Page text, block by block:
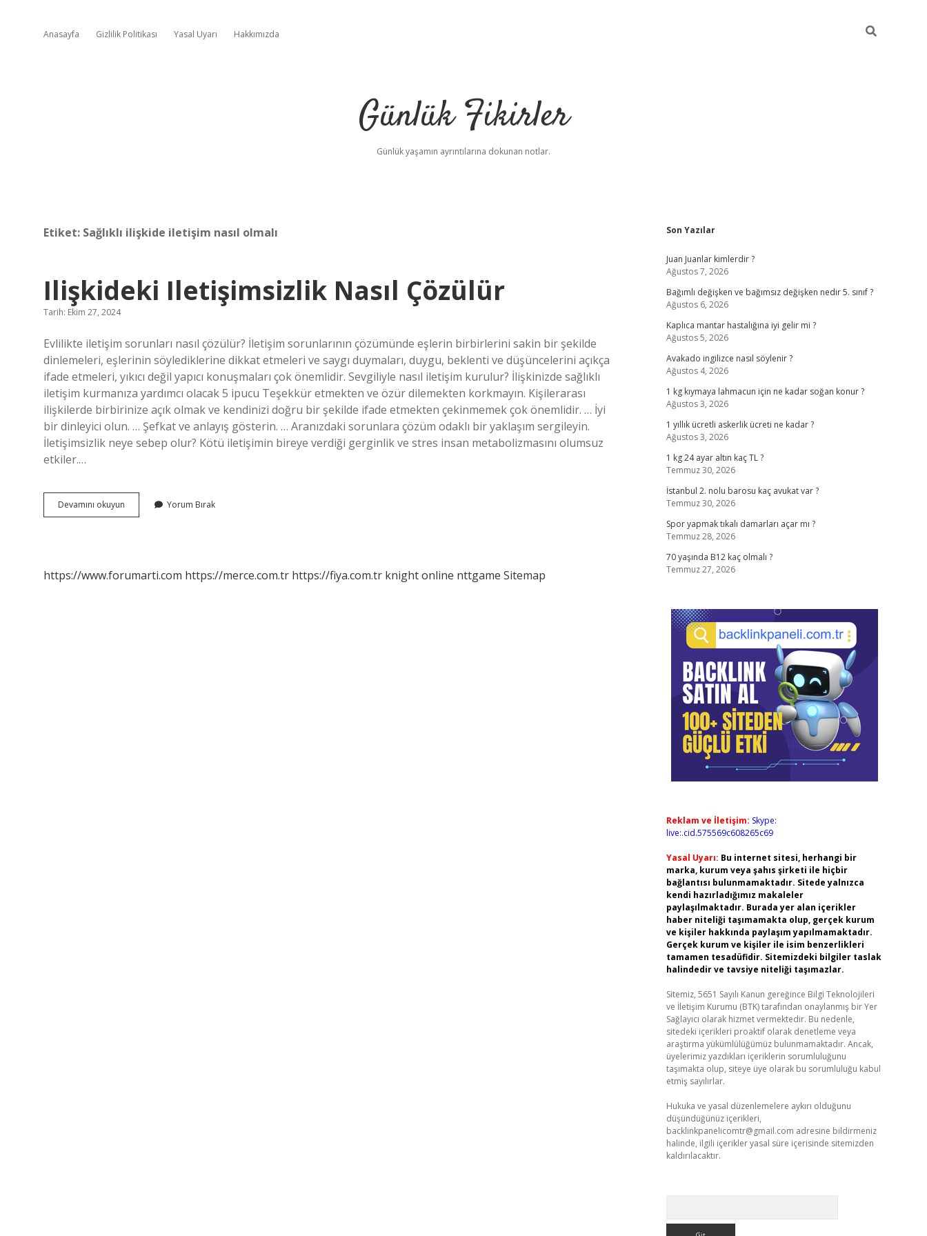
Anasayfa Gizlilik Politikası Yasal Uyarı Hakkımızda
Günlük Fikirler
Günlük yaşamın ayrıntılarına dokunan notlar.
Etiket: Sağlıklı ilişkide iletişim nasıl olmalı
Ilişkideki Iletişimsizlik Nasıl Çözülür
Tarih: Ekim 27, 2024
Evlilikte iletişim sorunları nasıl çözülür? İletişim sorunlarının çözümünde eşlerin birbirlerini sakin bir şekilde
dinlemeleri, eşlerinin söylediklerine dikkat etmeleri ve saygı duymaları, duygu, beklenti ve düşüncelerini açıkça
ifade etmeleri, yıkıcı değil yapıcı konuşmaları çok önemlidir. Sevgiliyle nasıl iletişim kurulur? İlişkinizde sağlıklı
iletişim kurmanıza yardımcı olacak 5 ipucu Teşekkür etmekten ve özür dilemekten korkmayın. Kişilerarası
ilişkilerde birbirinize açık olmak ve kendinizi doğru bir şekilde ifade etmekten çekinmemek çok önemlidir. … İyi
bir dinleyici olun. … Şefkat ve anlayış gösterin. … Aranızdaki sorunlara çözüm odaklı bir yaklaşım sergileyin.
İletişimsizlik neye sebep olur? Kötü iletişimin bireye verdiği gerginlik ve stres insan metabolizmasını olumsuz
etkiler.…
Devamını okuyun Ilişkideki
Iletişimsizlik
Yorum Bırak
https://www.forumarti.com https://merce.com.tr https://fiya.com.tr knight online nttgame Sitemap
Sidebar
Son Yazılar
Juan Juanlar kimlerdir ?
Ağustos 7, 2026
Bağımlı değişken ve bağımsız değişken nedir 5. sınıf ?
Ağustos 6, 2026
Kaplıca mantar hastalığına iyi gelir mi ?
Ağustos 5, 2026
Avakado ingilizce nasıl söylenir ?
Ağustos 4, 2026
1 kg kıymaya lahmacun için ne kadar soğan konur ?
Ağustos 3, 2026
1 yıllık ücretli askerlik ücreti ne kadar ?
Ağustos 3, 2026
1 kg 24 ayar altın kaç TL ?
Temmuz 30, 2026
İstanbul 2. nolu barosu kaç avukat var ?
Temmuz 30, 2026
Spor yapmak tıkalı damarları açar mı ?
Temmuz 28, 2026
70 yaşında B12 kaç olmalı ?
Temmuz 27, 2026
Reklam ve İletişim: Skype:
live:.cid.575569c608265c69
Yasal Uyarı: Bu internet sitesi, herhangi bir
marka, kurum veya şahıs şirketi ile hiçbir
bağlantısı bulunmamaktadır. Sitede yalnızca
kendi hazırladığımız makaleler
paylaşılmaktadır. Burada yer alan içerikler
haber niteliği taşımamakta olup, gerçek kurum
ve kişiler hakkında paylaşım yapılmamaktadır.
Gerçek kurum ve kişiler ile isim benzerlikleri
tamamen tesadüfidir. Sitemizdeki bilgiler taslak
halindedir ve tavsiye niteliği taşımazlar.
Sitemiz, 5651 Sayılı Kanun gereğince Bilgi Teknolojileri
ve İletişim Kurumu (BTK) tarafından onaylanmış bir Yer
Sağlayıcı olarak hizmet vermektedir. Bu nedenle,
sitedeki içerikleri proaktif olarak denetleme veya
araştırma yükümlülüğümüz bulunmamaktadır. Ancak,
üyelerimiz yazdıkları içeriklerin sorumluluğunu
taşımakta olup, siteye üye olarak bu sorumluluğu kabul
etmiş sayılırlar.
Hukuka ve yasal düzenlemelere aykırı olduğunu
düşündüğünüz içerikleri,
backlinkpanelicomtr@gmail.com adresine bildirmeniz
halinde, ilgili içerikler yasal süre içerisinde sitemizden
kaldırılacaktır.